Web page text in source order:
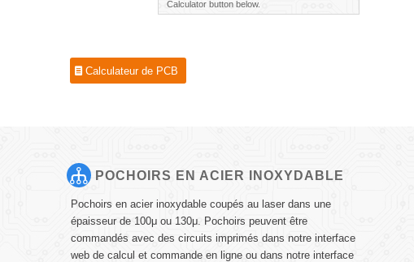
Calculator button below.
Calculateur de PCB
POCHOIRS EN ACIER INOXYDABLE
Pochoirs en acier inoxydable coupés au laser dans une
épaisseur de 100μ ou 130μ. Pochoirs peuvent être
commandés avec des circuits imprimés dans notre interface
web de calcul et commande en ligne ou dans notre interface